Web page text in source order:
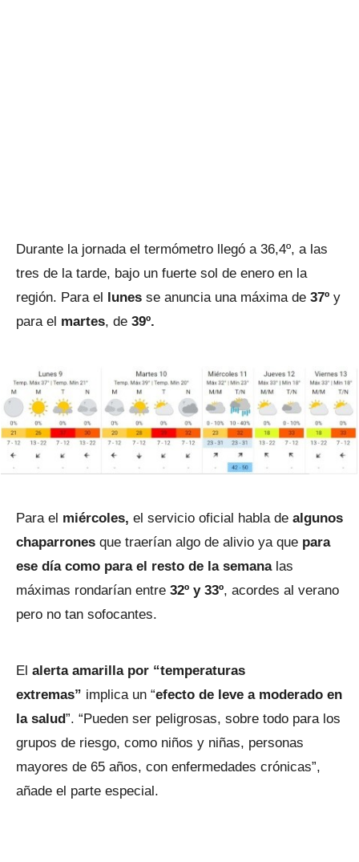
Durante la jornada el termómetro llegó a 36,4º, a las
tres de la tarde, bajo un fuerte sol de enero en la
región. Para el lunes se anuncia una máxima de 37º y
para el martes, de 39º.
Para el miércoles, el servicio oficial habla de algunos
chaparrones que traerían algo de alivio ya que para
ese día como para el resto de la semana las
máximas rondarían entre 32º y 33º, acordes al verano
pero no tan sofocantes.
El alerta amarilla por “temperaturas
extremas” implica un “efecto de leve a moderado en
la salud”. “Pueden ser peligrosas, sobre todo para los
grupos de riesgo, como niños y niñas, personas
mayores de 65 años, con enfermedades crónicas”,
añade el parte especial.